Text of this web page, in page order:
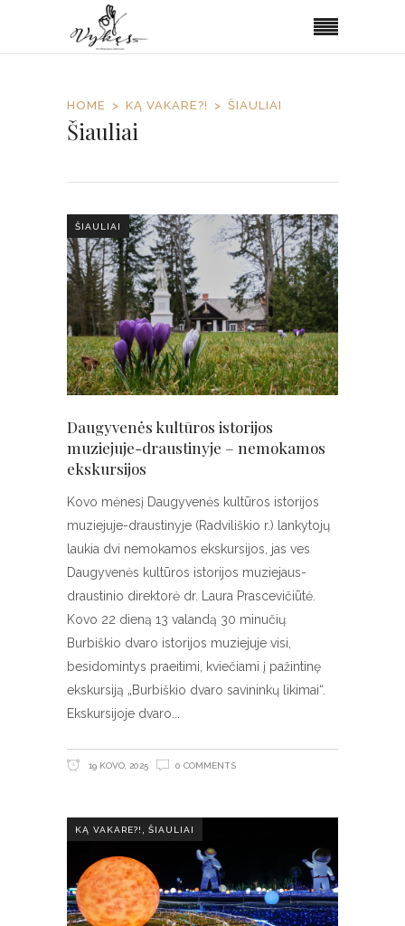
HOME KĄ VAKARE?! ŠIAULIAI
Šiauliai
ŠIAULIAI
Daugyvenės kultūros istorijos
muziejuje-draustinyje – nemokamos
ekskursijos
Kovo mėnesį Daugyvenės kultūros istorijos
muziejuje-draustinyje (Radviliškio r.) lankytojų
laukia dvi nemokamos ekskursijos, jas ves
Daugyvenės kultūros istorijos muziejaus-
draustinio direktorė dr. Laura Prascevičiūtė.
Kovo 22 dieną 13 valandą 30 minučių
Burbiškio dvaro istorijos muziejuje visi,
besidomintys praeitimi, kviečiami į pažintinę
ekskursiją „Burbiškio dvaro savininkų likimai“.
Ekskursijoje dvaro
19 KOVO, 2025 0 COMMENTS
KĄ VAKARE?! ŠIAULIAI